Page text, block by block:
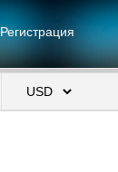
Регистрация